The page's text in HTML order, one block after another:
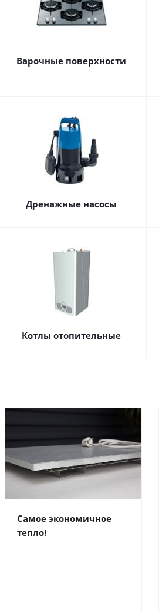
Варочные поверхности
Дренажные насосы
Котлы отопительные
Самое экономичное
тепло!